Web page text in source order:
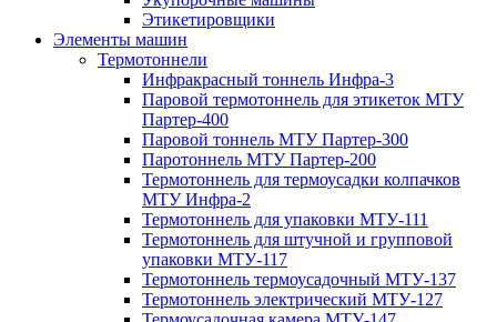
Этикетировщики
Элементы машин
Термотоннели
Инфракрасный тоннель Инфра-3
Паровой термотоннель для этикеток МТУ
Партер-400
Паровой тоннель МТУ Партер-300
Паротоннель МТУ Партер-200
Термотоннель для термоусадки колпачков
МТУ Инфра-2
Термотоннель для упаковки МТУ-111
Термотоннель для штучной и групповой
упаковки МТУ-117
Термотоннель термоусадочный МТУ-137
Термотоннель электрический МТУ-127